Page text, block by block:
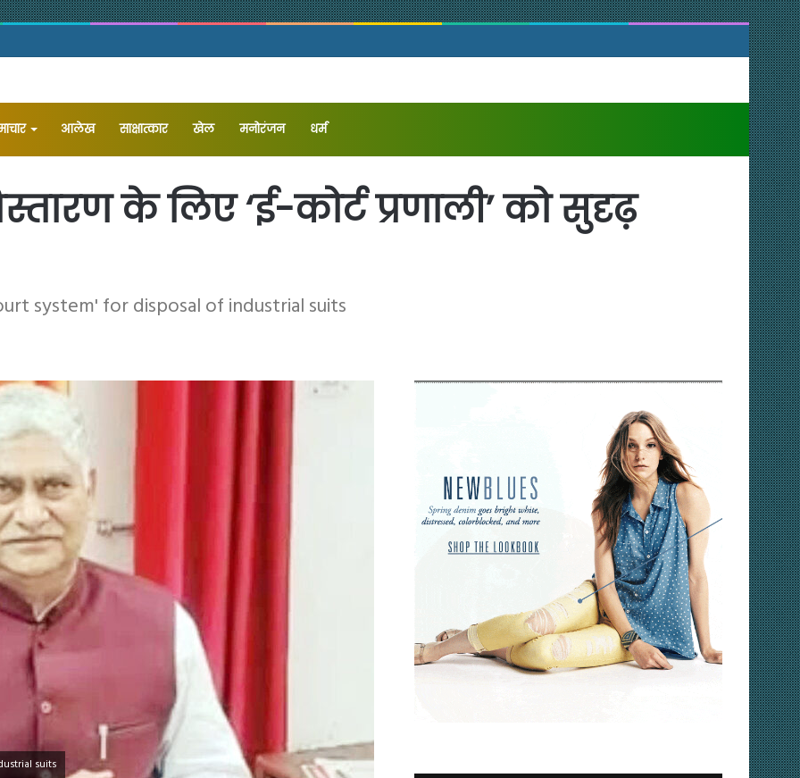
आलेख ⁠साक्षात्कार खेल मनोरंजन धर्म
के लिए ‘ई-कोर्ट प्रणाली’ को सुदृढ़
system' for disposal of industrial suits
suits